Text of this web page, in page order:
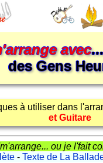
avec
des Gens
à utiliser dans
et Guitare
ou je l'fait
- Texte de La